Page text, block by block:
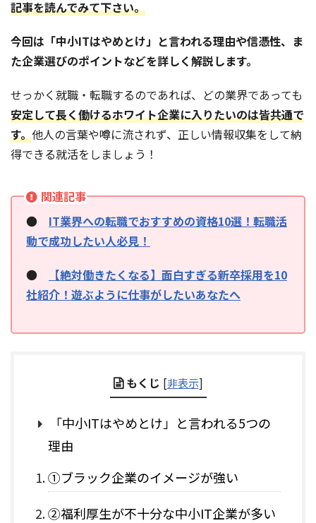
記事を読んでみて下さい。
今回は「中小ITはやめとけ」と言われる理由や信憑性、ま
た企業選びのポイントなどを詳しく解説します。
せっかく就職・転職するのであれば、どの業界であっても
安定して長く働けるホワイト企業に入りたいのは皆共通で
す。他人の言葉や噂に流されず、正しい情報収集をして納
得できる就活をしましょう！
関連記事
● IT業界への転職でおすすめの資格10選！転職活
動で成功したい人必見！
●
【絶対働きたくなる】面白すぎる新卒採用を10
社紹介！遊ぶように仕事がしたいあなたへ
もくじ [非表示]
「中小ITはやめとけ」と言われる5つの
理由
①ブラック企業のイメージが強い
②福利厚生が不十分な中小IT企業が多い